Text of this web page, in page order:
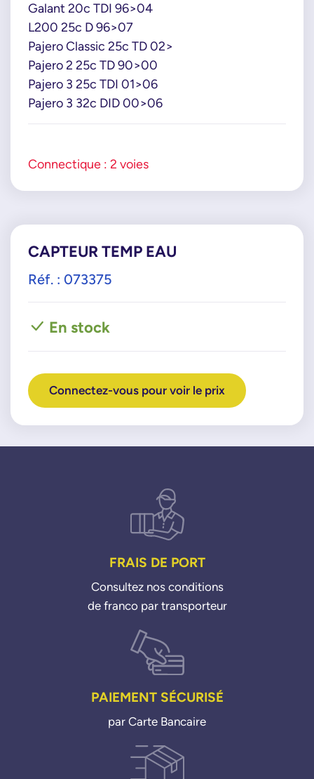
Galant 20c TDI 96>04
L200 25c D 96>07
Pajero Classic 25c TD 02>
Pajero 2 25c TD 90>00
Pajero 3 25c TDI 01>06
Pajero 3 32c DID 00>06
Connectique : 2 voies
CAPTEUR TEMP EAU
Réf. : 073375
En stock
Connectez-vous pour voir le prix
FRAIS DE PORT
Consultez nos conditions
de franco par transporteur
PAIEMENT SÉCURISÉ
par Carte Bancaire